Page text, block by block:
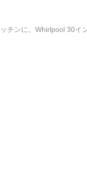
30インチ フリースタン